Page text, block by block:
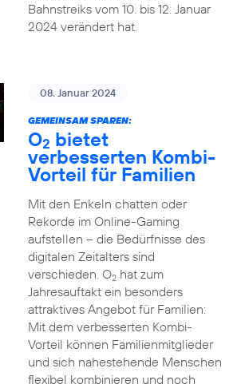
Bahnstreiks vom 10. bis 12. Januar
2024 verändert hat.
08. Januar 2024
GEMEINSAM SPAREN:
O2 bietet
verbesserten Kombi-
Vorteil für Familien
Mit den Enkeln chatten oder
Rekorde im Online-Gaming
aufstellen – die Bedürfnisse des
digitalen Zeitalters sind
verschieden. O2hat zum
Jahresauftakt ein besonders
attraktives Angebot für Familien:
Mit dem verbesserten Kombi-
Vorteil können Familienmitglieder
und sich nahestehende Menschen
flexibel kombinieren und noch